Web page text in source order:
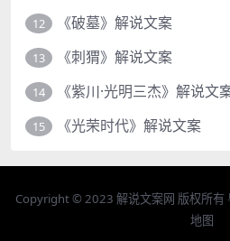
12 《破墓》解说文案
13 《刺猬》解说文案
14 《紫川·光明三杰》解说文
15 《光荣时代》解说文案
Copyright © 2023 解说文案网 版权所有
地图